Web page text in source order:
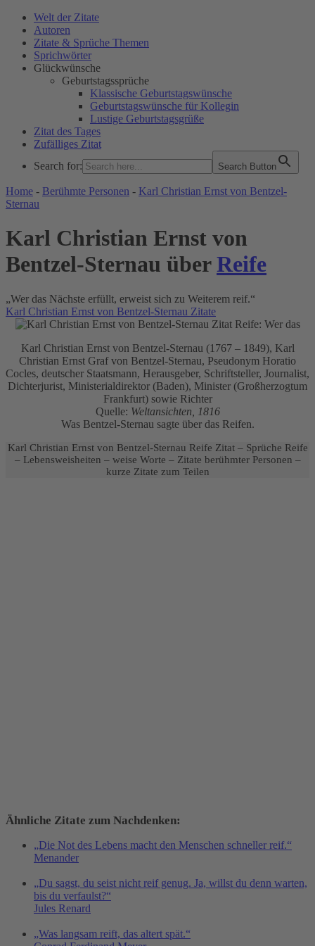
Welt der Zitate
Autoren
Zitate & Sprüche Themen
Sprichwörter
Glückwünsche
Geburtstagssprüche
Klassische Geburtstagswünsche
Geburtstagswünsche für Kollegin
Lustige Geburtstagsgrüße
Zitat des Tages
Zufälliges Zitat
Search for:
Search Button
WELT DER ZITATE
Home - Berühmte Personen - Karl Christian Ernst von Bentzel-
Sternau
Karl Christian Ernst von
Bentzel-Sternau überReife
„Wer das Nächste erfüllt, erweist sich zu Weiterem reif.“
Karl Christian Ernst von Bentzel-Sternau Zitate
Karl Christian Ernst von Bentzel-Sternau (1767 – 1849), Karl
Christian Ernst Graf von Bentzel-Sternau, Pseudonym Horatio
Cocles, deutscher Staatsmann, Herausgeber, Schriftsteller, Journalist,
Dichterjurist, Ministerialdirektor (Baden), Minister (Großherzogtum
Frankfurt) sowie Richter
Quelle: Weltansichten, 1816
Was Bentzel-Sternau sagte über das Reifen.
Karl Christian Ernst von Bentzel-Sternau Reife Zitat – Sprüche Reife
– Lebensweisheiten – weise Worte – Zitate berühmter Personen –
kurze Zitate zum Teilen
Ähnliche Zitate zum Nachdenken:
„Die Not des Lebens macht den Menschen schneller reif.“
Menander
„Du sagst, du seist nicht reif genug. Ja, willst du denn warten,
bis du verfaulst?“
Jules Renard
„Was langsam reift, das altert spät.“